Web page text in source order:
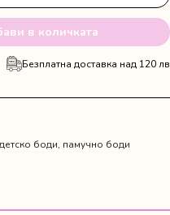
в количката
Безплатна доставка над 120 лв
детско боди, памучно боди